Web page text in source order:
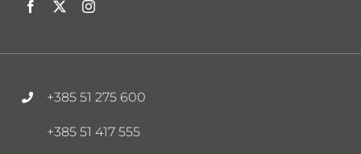
+385 51 275 600
+385 51 417 555